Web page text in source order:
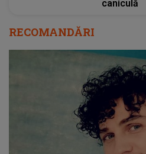
caniculă
RECOMANDĂRI